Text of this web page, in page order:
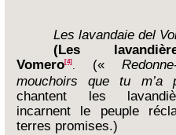
Les lavandaie del
(Les
Vomero[4] . («
mouchoirs que tu m’a
chantent les
incarnent le peuple
terres promises.)